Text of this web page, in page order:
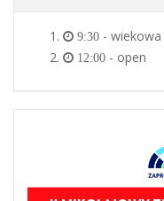
9:30 - wiekowa
12:00 - open